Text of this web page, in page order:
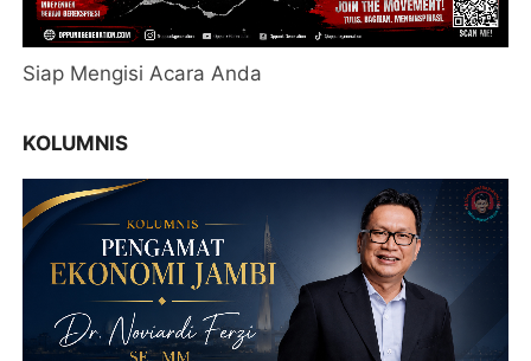
Siap Mengisi Acara Anda
KOLUMNIS